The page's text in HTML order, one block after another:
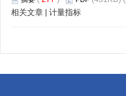
相关文章
计量指标